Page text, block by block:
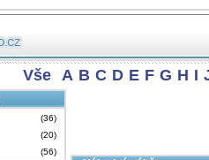
Vše A B C D E F G H I
(36)
(20)
(56)